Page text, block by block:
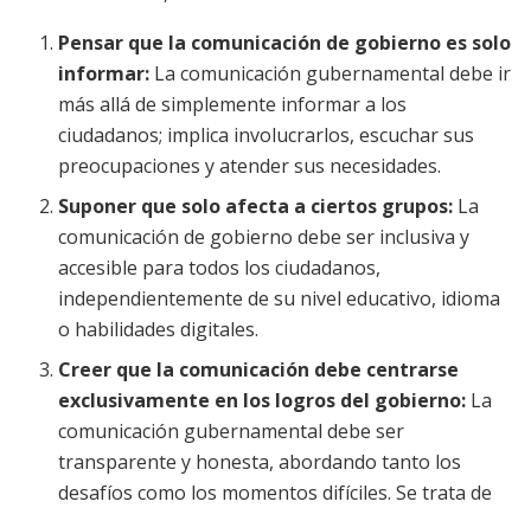
Pensar que la comunicación de gobierno es solo
informar: La comunicación gubernamental debe ir
más allá de simplemente informar a los
ciudadanos; implica involucrarlos, escuchar sus
preocupaciones y atender sus necesidades.
Suponer que solo afecta a ciertos grupos: La
comunicación de gobierno debe ser inclusiva y
accesible para todos los ciudadanos,
independientemente de su nivel educativo, idioma
o habilidades digitales.
Creer que la comunicación debe centrarse
exclusivamente en los logros del gobierno: La
comunicación gubernamental debe ser
transparente y honesta, abordando tanto los
desafíos como los momentos difíciles. Se trata de